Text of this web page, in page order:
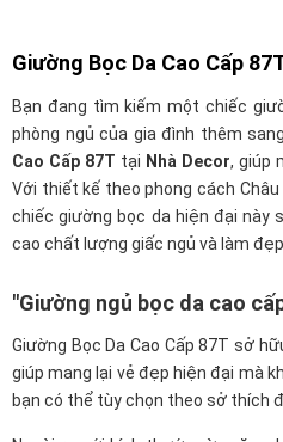
Giường Bọc Da Cao Cấp
Bạn đang tìm kiếm một chiếc
phòng ngủ của gia đình thêm
Cao Cấp 87T tại Nhà Decor, giúp
Với thiết kế theo phong cách
chiếc giường bọc da hiện đại này
cao chất lượng giấc ngủ và làm
"Giường ngủ bọc da cao
Giường Bọc Da Cao Cấp 87T sở
giúp mang lại vẻ đẹp hiện đại mà
bạn có thể tùy chọn theo sở thích